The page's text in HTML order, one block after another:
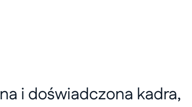
i doświadczona kadra,